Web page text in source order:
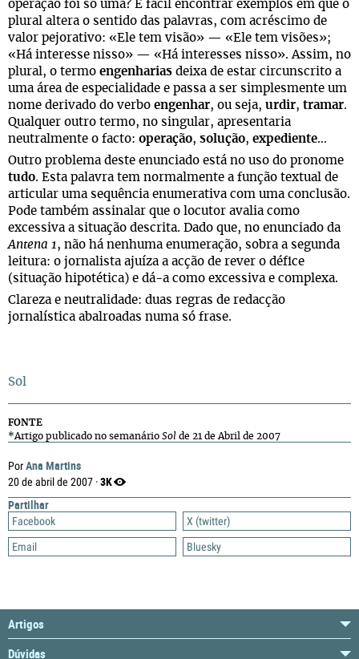
PorAna Martins
20 de abril de 2007 ·3K
Partilhar
Facebook
X (twitter)
Email
Bluesky
operação foi só uma? É fácil encontrar exemplos em que o
plural altera o sentido das palavras, com acréscimo de
valor pejorativo: «Ele tem visão» — «Ele tem visões»;
«Há interesse nisso» — «Há interesses nisso». Assim, no
plural, o termo engenharias deixa de estar circunscrito a
uma área de especialidade e passa a ser simplesmente um
nome derivado do verbo engenhar, ou seja, urdir, tramar.
Qualquer outro termo, no singular, apresentaria
neutralmente o facto: operação, solução, expediente…
Outro problema deste enunciado está no uso do pronome
tudo. Esta palavra tem normalmente a função textual de
articular uma sequência enumerativa com uma conclusão.
Pode também assinalar que o locutor avalia como
excessiva a situação descrita. Dado que, no enunciado da
Antena 1, não há nenhuma enumeração, sobra a segunda
leitura: o jornalista ajuíza a acção de rever o défice
(situação hipotética) e dá-a como excessiva e complexa.
Clareza e neutralidade: duas regras de redacção
jornalística abalroadas numa só frase.
Sol
FONTE
*Artigo publicado no semanário Sol de 21 de Abril de 2007
Artigos
Dúvidas